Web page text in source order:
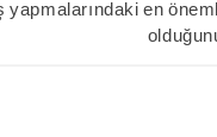
yapmalarındaki en